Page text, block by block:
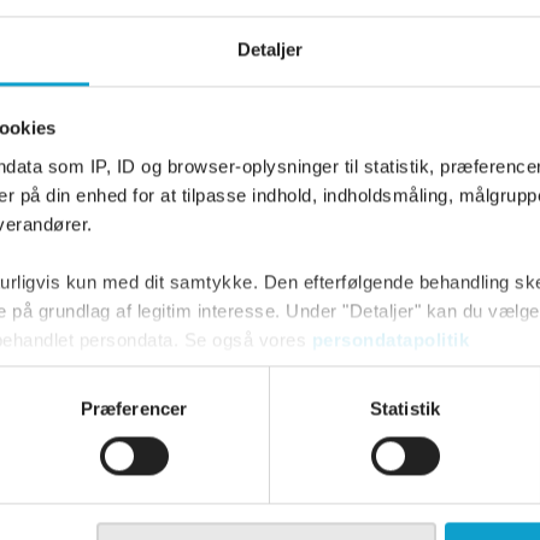
Detaljer
som IP, ID og browser-oplysninger til statistik,
på din enhed for at tilpasse indhold, indholdsmåling,
kun med dit samtykke. Den efterfølgende behandling
grundlag af legitim interesse. Under "Detaljer" kan du
persondata. Se også vores persondatapolitik
og trække dit samtykke tilbage ved at klikke på
Præferencer Statistik
avis. Herunder at størrelsen på artikler, rubrikker og billeder er
kun elever med layoutroller kan arbejde i artiklerne i ‘Layout’.
avisen. Cheflayouteren kan lave layout på alle artikler i avisen